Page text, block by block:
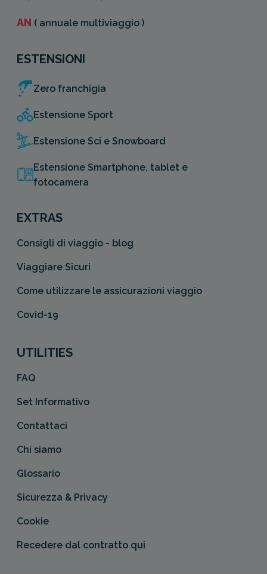
AN ( annuale multiviaggio )
ESTENSIONI
Zero franchigia
Estensione Sport
Estensione Sci e Snowboard
Estensione Smartphone, tablet e
fotocamera
EXTRAS
Consigli di viaggio - blog
Viaggiare Sicuri
Come utilizzare le assicurazioni viaggio
Covid-19
UTILITIES
FAQ
Set Informativo
Contattaci
Chi siamo
Glossario
Sicurezza & Privacy
Cookie
Recedere dal contratto qui